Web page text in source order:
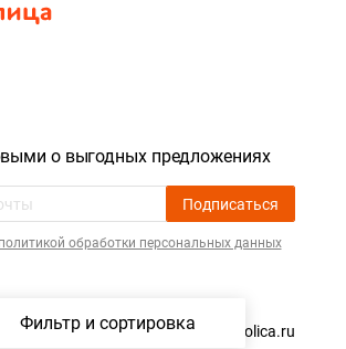
Фильтр и сортировка
о выгодных предложениях
Подписаться
политикой обработки персональных данных
соглашение
©️ 2015 — 2026, ZooStolica.ru